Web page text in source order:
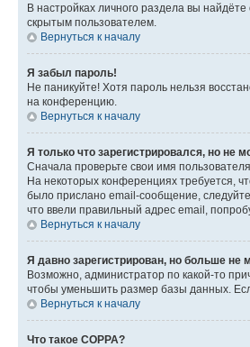
В настройках личного раздела вы
скрытым пользователем.
Вернуться к началу
Я забыл пароль!
Не паникуйте! Хотя пароль нельзя
на конференцию.
Вернуться к началу
Я только что зарегистрировался, но не
Сначала проверьте свои имя
На некоторых конференциях требуется,
было прислано email-сообщение,
что ввели правильный адрес email,
Вернуться к началу
Я давно зарегистрирован, но больше не
Возможно, администратор по какой-то
чтобы уменьшить размер базы данных.
Вернуться к началу
Что такое COPPA?